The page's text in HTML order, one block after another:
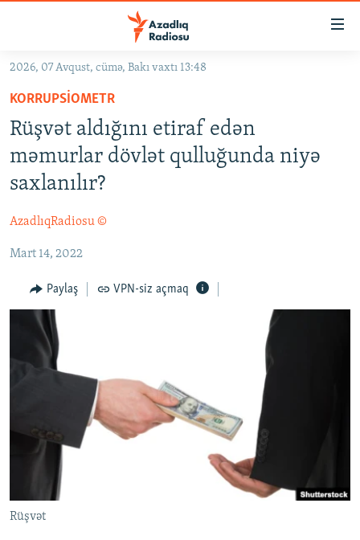
Əsas
qayıt
Əsas
naviqasiyaya
qayıt
Axtarışa
GÜNDƏM
KORRUPSIOMETR
#ƏSLINDƏ
QANUNI DOĞRU
ARAŞDIRMA
MULTIMEDIA
VIDEO
FOTOQALEREYA
İNFOQRAFIKA
RADIO ARXIV
OXU ZALI
AZƏRBAYCAN ƏDƏBIYYATI KITABXANASI
İSLAM VƏ DEMOKRATIYA
İZ - MƏDƏNIYYƏT PROQRAMI
HAQQIMIZDA
MISSIYAMIZ
PEŞƏ ETIKASI VƏ JURNALISTIKA STANDARTLARIMIZ
MATERIALLARIMIZDAN ISTIFADƏ
AZADLIQRADIOSU MOBIL TELEFONUNUZDA
BIZIMLƏ ƏLAQƏ
XƏBƏR BÜLLETENLƏRIMIZ
RFE/RL-in bütün saytları
2026, 07 Avqust, cümə, Bakı vaxtı 13:48
KORRUPSIOMETR
Rüşvət aldığını etiraf edən
məmurlar dövlət qulluğunda niyə
saxlanılır?
AzadlıqRadiosu ©
Mart 14, 2022
Paylaş VPN-siz açmaq
Rüşvət